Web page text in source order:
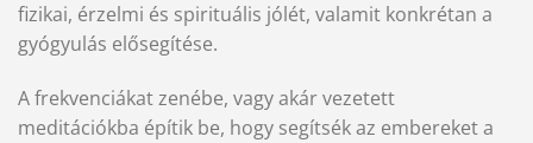
fizikai, érzelmi és spirituális jólét, valamit konkrétan a
gyógyulás elősegítése.
A frekvenciákat zenébe, vagy akár vezetett
meditációkba építik be, hogy segítsék az embereket a